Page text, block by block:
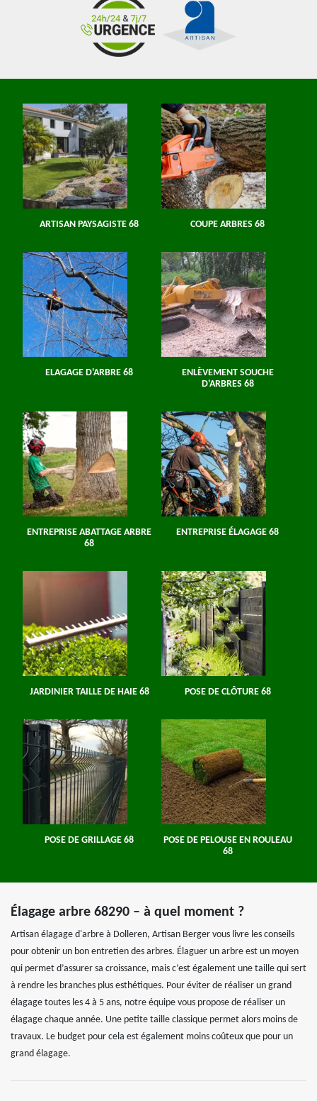
ARTISAN PAYSAGISTE 68 COUPE ARBRES 68
ELAGAGE D'ARBRE 68
ENLÈVEMENT SOUCHE
D'ARBRES 68
ENTREPRISE ABATTAGE ARBRE
68
ENTREPRISE ÉLAGAGE 68
JARDINIER TAILLE DE HAIE 68 POSE DE CLÔTURE 68
POSE DE GRILLAGE 68
POSE DE PELOUSE EN ROULEAU
68
Élagage arbre 68290 – à quel moment ?
Artisan élagage d'arbre à Dolleren, Artisan Berger vous livre les conseils
pour obtenir un bon entretien des arbres. Élaguer un arbre est un moyen
qui permet d’assurer sa croissance, mais c’est également une taille qui sert
à rendre les branches plus esthétiques. Pour éviter de réaliser un grand
élagage toutes les 4 à 5 ans, notre équipe vous propose de réaliser un
élagage chaque année. Une petite taille classique permet alors moins de
travaux. Le budget pour cela est également moins coûteux que pour un
grand élagage.